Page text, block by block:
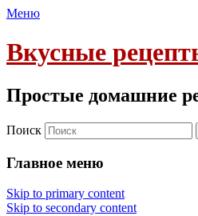
Меню
Вкусные
Простые домашние
Поиск
Главное меню
Skip to primary content
Skip to secondary content